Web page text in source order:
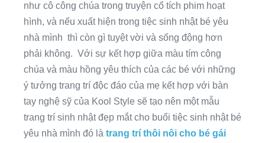
như cô công chúa trong truyện cổ tích phim hoạt
hình, và nếu xuất hiện trong tiệc sinh nhật bé yêu
nhà mình thì còn gì tuyệt vời và sống động hơn
phải không. Với sự kết hợp giữa màu tím công
chúa và màu hồng yêu thích của các bé với những
ý tưởng trang trí độc đáo của mẹ kết hợp với bàn
tay nghệ sỹ của Kool Style sẽ tạo nên một mẫu
trang trí sinh nhật đẹp mắt cho buổi tiệc sinh nhật bé
yêu nhà mình đó là trang trí thôi nôi cho bé gái